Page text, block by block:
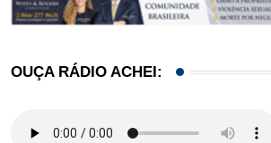
OUÇA RÁDIO ACHEI: